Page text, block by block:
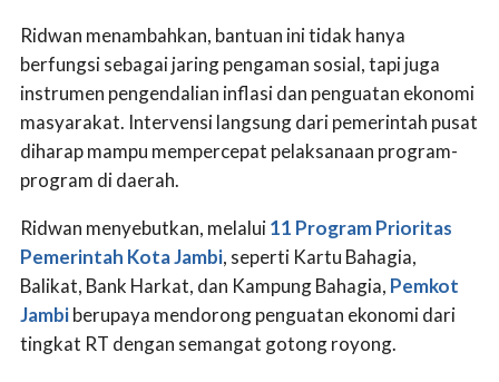
Ridwan menambahkan, bantuan ini tidak hanya
berfungsi sebagai jaring pengaman sosial, tapi juga
instrumen pengendalian inflasi dan penguatan ekonomi
masyarakat. Intervensi langsung dari pemerintah pusat
diharap mampu mempercepat pelaksanaan program-
program di daerah.
Ridwan menyebutkan, melalui11 Program Prioritas
Pemerintah Kota Jambi, seperti Kartu Bahagia,
Balikat, Bank Harkat, dan Kampung Bahagia, Pemkot
Jambiberupaya mendorong penguatan ekonomi dari
tingkat RT dengan semangat gotong royong.